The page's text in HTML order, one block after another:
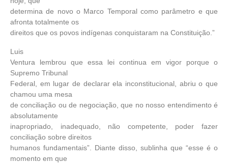
determina de novo o Marco Temporal como parâmetro e que
afronta totalmente os
direitos que os povos indígenas conquistaram na Constituição.”
Luis
Ventura lembrou que essa lei continua em vigor porque o
Supremo Tribunal
Federal, em lugar de declarar ela inconstitucional, abriu o que
chamou uma mesa
de conciliação ou de negociação, que no nosso entendimento é
absolutamente
inapropriado, inadequado, não competente, poder fazer
conciliação sobre direitos
humanos fundamentais”. Diante disso, sublinha que “esse é o
momento em que